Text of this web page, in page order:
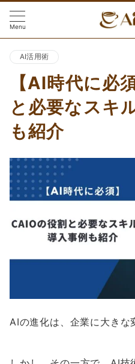
Menu
AI活用術
【AI時代に必
と必要なスキ
も紹介
AIの進化は、企業に大きな